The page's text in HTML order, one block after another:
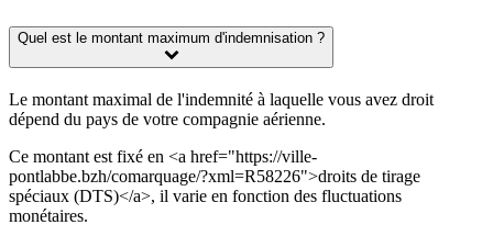
Quel est le montant maximum d'indemnisation ?
Le montant maximal de l'indemnité à laquelle vous avez droit
dépend du pays de votre compagnie aérienne.
Ce montant est fixé en <a href="https://ville-
pontlabbe.bzh/comarquage/?xml=R58226">droits de tirage
spéciaux (DTS)</a>, il varie en fonction des fluctuations
monétaires.